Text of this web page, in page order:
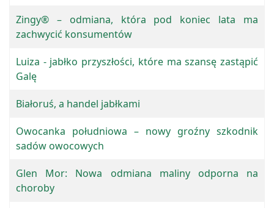
Zingy® – odmiana, która pod koniec lata ma
zachwycić konsumentów
Luiza - jabłko przyszłości, które ma szansę zastąpić
Galę
Białoruś, a handel jabłkami
Owocanka południowa – nowy groźny szkodnik
sadów owocowych
Glen Mor: Nowa odmiana maliny odporna na
choroby